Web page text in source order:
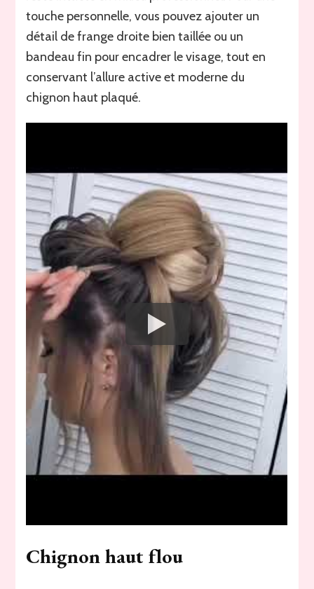
touche personnelle, vous pouvez ajouter un
détail de frange droite bien taillée ou un
bandeau fin pour encadrer le visage, tout en
conservant l’allure active et moderne du
chignon haut plaqué.
Chignon haut flou